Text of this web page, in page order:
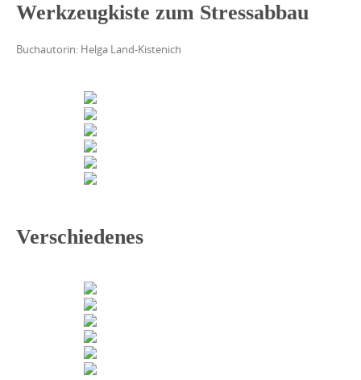
Werkzeugkiste zum Stressabbau
Buchautorin: Helga Land-Kistenich
Verschiedenes